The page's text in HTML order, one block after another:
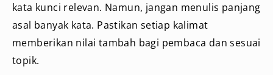
kata kunci relevan. Namun, jangan menulis panjang
asal banyak kata. Pastikan setiap kalimat
memberikan nilai tambah bagi pembaca dan sesuai
topik.